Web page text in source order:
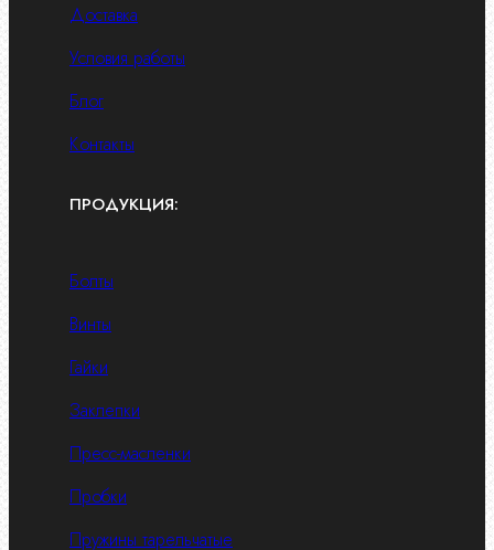
Доставка
Условия работы
Блог
Контакты
ПРОДУКЦИЯ:
Болты
Винты
Гайки
Заклепки
Пресс-масленки
Пробки
Пружины тарельчатые